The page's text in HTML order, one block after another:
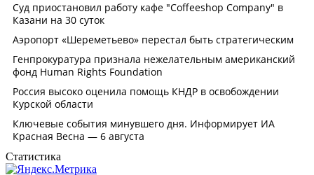
Статистика